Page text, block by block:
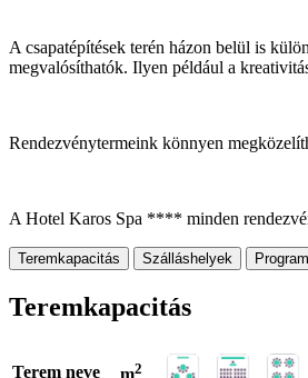
A csapatépítések terén házon belül is
megvalósíthatók. Ilyen például a
Rendezvénytermeink könnyen
A Hotel Karos Spa **** minden
Teremkapacitás Szálláshelyek
Teremkapacitás
Terem neve m2